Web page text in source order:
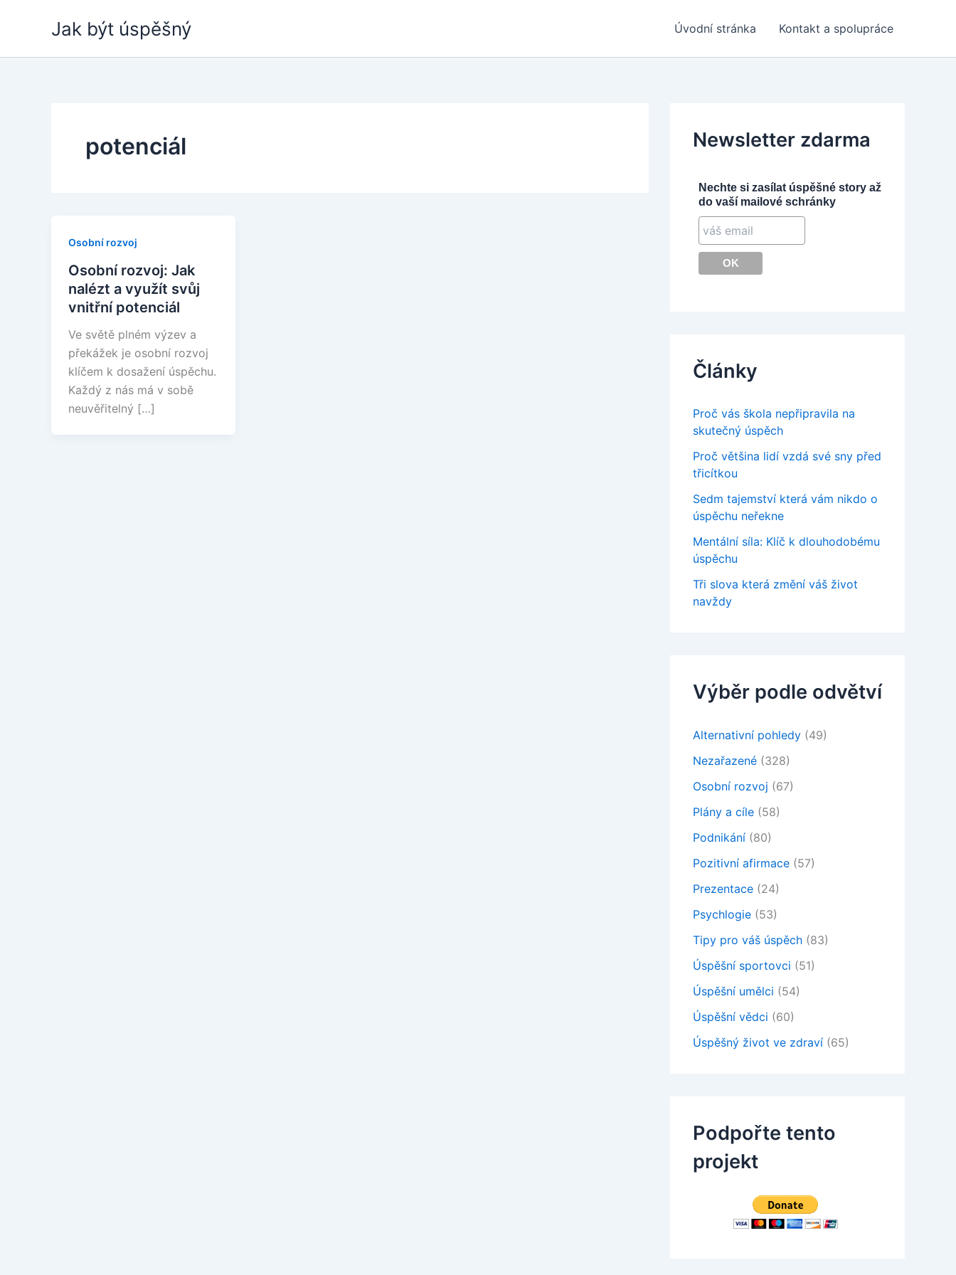
Jak být úspěšný Úvodní stránka Kontakt a spolupráce
potenciál
Osobní rozvoj
Osobní rozvoj: Jak
nalézt a využít svůj
vnitřní potenciál
Ve světě plném výzev a
překážek je osobní rozvoj
klíčem k dosažení úspěchu.
Každý z nás má v sobě
neuvěřitelný […]
Newsletter zdarma
Nechte si zasílat úspěšné story až
do vaší mailové schránky
Články
Proč vás škola nepřipravila na
skutečný úspěch
Proč většina lidí vzdá své sny před
třicítkou
Sedm tajemství která vám nikdo o
úspěchu neřekne
Mentální síla: Klíč k dlouhodobému
úspěchu
Tři slova která změní váš život
navždy
Výběr podle odvětví
Alternativní pohledy (49)
Nezařazené (328)
Osobní rozvoj (67)
Plány a cíle (58)
Podnikání (80)
Pozitivní afirmace (57)
Prezentace (24)
Psychlogie (53)
Tipy pro váš úspěch (83)
Úspěšní sportovci (51)
Úspěšní umělci (54)
Úspěšní vědci (60)
Úspěšný život ve zdraví (65)
Podpořte tento
projekt